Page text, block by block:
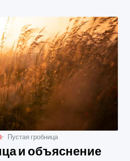
Пустая гробница
и объяснение